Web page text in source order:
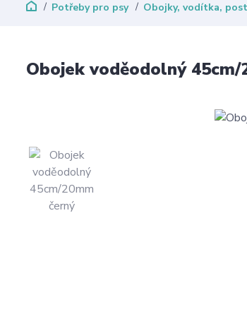
Potřeby pro psy Obojky, vodítka,
Obojek voděodolný 45cm/